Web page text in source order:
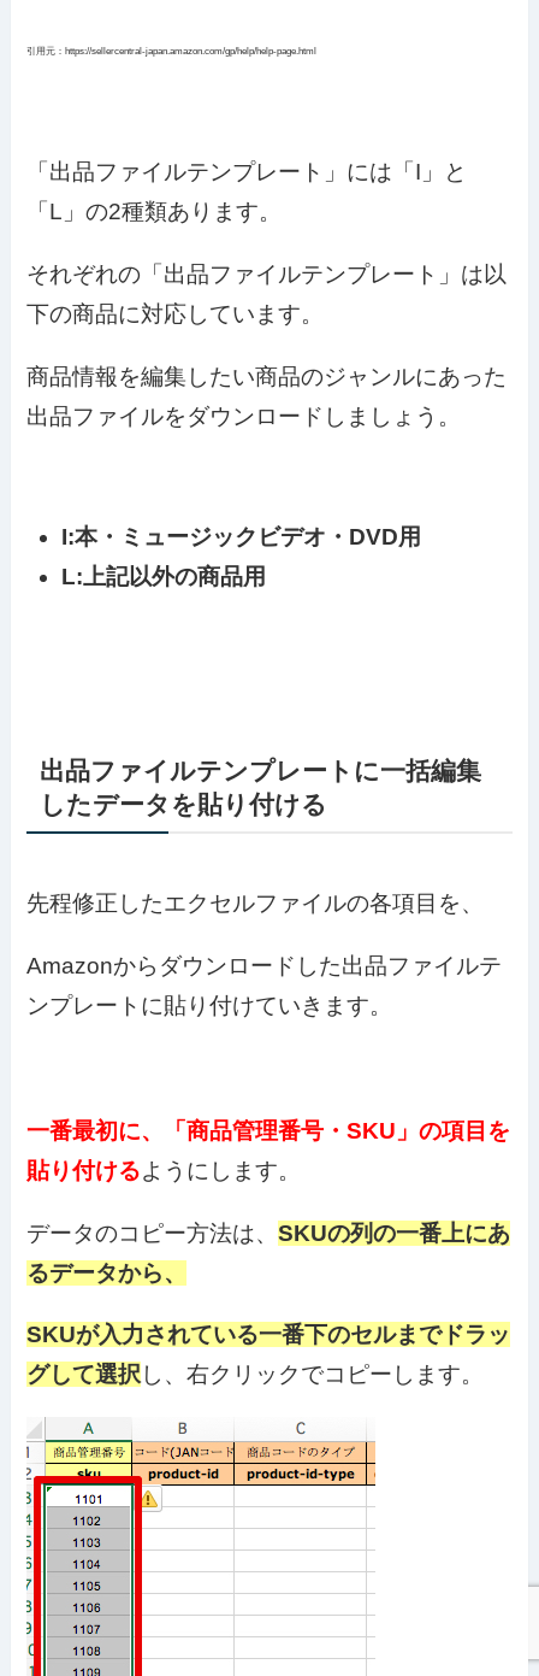
引用元：https://sellercentral-japan.amazon.com/gp/help/help-page.html
「出品ファイルテンプレート」には「I」と
「L」の2種類あります。
それぞれの「出品ファイルテンプレート」は以
下の商品に対応しています。
商品情報を編集したい商品のジャンルにあった
出品ファイルをダウンロードしましょう。
I:本・ミュージックビデオ・DVD用
L:上記以外の商品用
出品ファイルテンプレートに一括編集
したデータを貼り付ける
先程修正したエクセルファイルの各項目を、
Amazonからダウンロードした出品ファイルテ
ンプレートに貼り付けていきます。
一番最初に、「商品管理番号・SKU」の項目を
貼り付けるようにします。
データのコピー方法は、SKUの列の一番上にあ
るデータから、
SKUが入力されている一番下のセルまでドラッ
グして選択し、右クリックでコピーします。